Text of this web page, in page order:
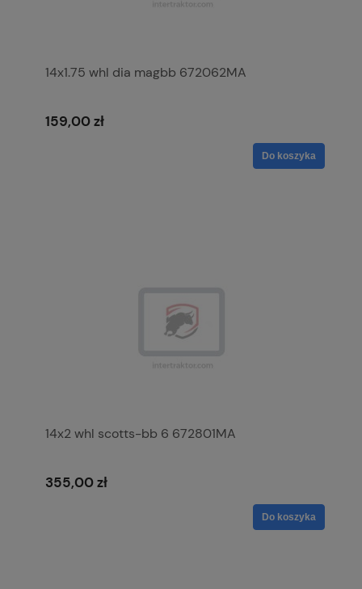
14x1.75 whl dia magbb 672062MA
159,00 zł
Do koszyka
14x2 whl scotts-bb 6 672801MA
355,00 zł
Do koszyka